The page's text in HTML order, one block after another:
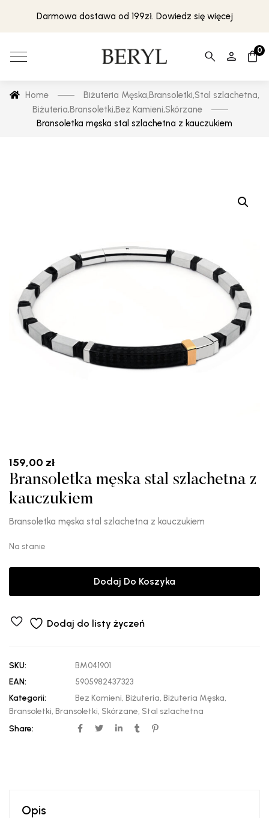
Darmowa dostawa od 199zł. Dowiedz się więcej
0
Home Biżuteria Męska,Bransoletki,Stal szlachetna,
Biżuteria,Bransoletki,Bez Kamieni,Skórzane
Bransoletka męska stal szlachetna z kauczukiem
159,00 zł
Bransoletka męska stal szlachetna z
kauczukiem
Bransoletka męska stal szlachetna z kauczukiem
Na stanie
Dodaj Do Koszyka
Dodaj do listy życzeń
SKU:
BM041901
EAN:
5905982437323
Kategorii:
Bez Kamieni, Biżuteria, Biżuteria Męska,
Bransoletki, Bransoletki, Skórzane, Stal szlachetna
Share:
Opis